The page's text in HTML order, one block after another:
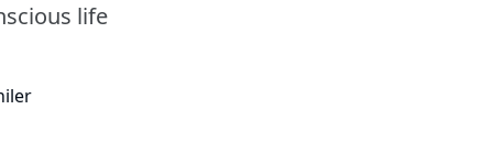
life